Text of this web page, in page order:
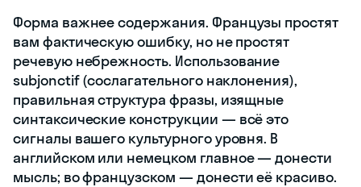
Форма важнее содержания. Французы простят
вам фактическую ошибку, но не простят
речевую небрежность. Использование
subjonctif (сослагательного наклонения),
правильная структура фразы, изящные
синтаксические конструкции — всё это
сигналы вашего культурного уровня. В
английском или немецком главное — донести
мысль; во французском — донести её красиво.